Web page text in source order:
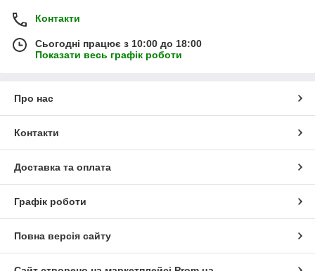
Контакти
Сьогодні працює з 10:00 до 18:00
Показати весь графік роботи
Про нас
Контакти
Доставка та оплата
Графік роботи
Повна версія сайту